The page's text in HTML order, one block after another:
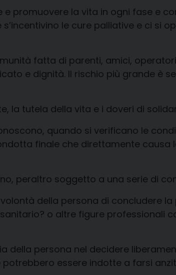
e promuovere la vita in ogni fase e
s’incentivino le cure palliative e ci si
fatta di parenti, amici,
e dignità. Il rischio più grande è
la tutela della vita e i doveri di
quando si verificano le
finale che direttamente causa
peraltro soggetto a una serie di
della persona di concludere
o altre figure professionali
della persona nel decidere
essere indotte a farsi